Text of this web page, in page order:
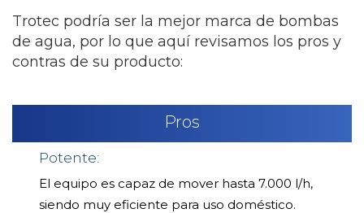
Trotec podría ser la mejor marca de bombas
de agua, por lo que aquí revisamos los pros y
contras de su producto:
Pros
Potente:
El equipo es capaz de mover hasta 7.000 l/h,
siendo muy eficiente para uso doméstico.